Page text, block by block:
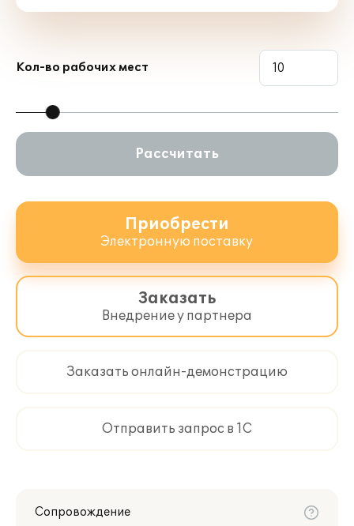
доходов, расходов и движений
эквиваленте, а также планирование,
актуализация и анализ доходных и
расходных объемов в натуральных
планирование доходов, расходов,
поступлений и выплат по проекту;
регистрация фактических данных и
актуализация бюджета проекта;
планирование данных выпускаемых
объемов;
регистрация состояния и процента
выполнения проектных работ;
поступлений, выплат, денежного
Кол-во рабочих мест
Рассчитать
Приобрести
Электронную поставку
Заказать
Внедрение у партнера
Заказать онлайн-демонстрацию
Отправить запрос в 1С
Сопровождение